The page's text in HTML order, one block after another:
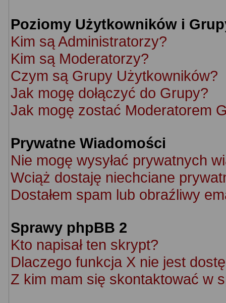
Poziomy Użytkowników i
Kim są Administratorzy?
Kim są Moderatorzy?
Czym są Grupy Użytkowników?
Jak mogę dołączyć do Grupy?
Jak mogę zostać Moderatorem
Prywatne Wiadomości
Nie mogę wysyłać prywatnych
Wciąż dostaję niechciane
Dostałem spam lub obraźliwy
Sprawy phpBB 2
Kto napisał ten skrypt?
Dlaczego funkcja X nie jest
Z kim mam się skontaktować w